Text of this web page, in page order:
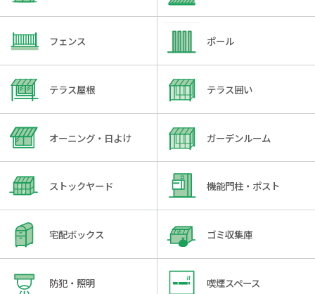
フェンス ポール
テラス屋根 テラス囲い
オーニング・日よけ ガーデンルーム
ストックヤード 機能門柱・ポスト
宅配ボックス ゴミ収集庫
防犯・照明 喫煙スペース